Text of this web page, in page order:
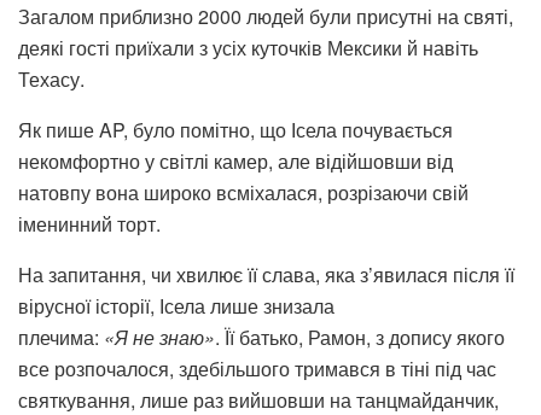
Загалом приблизно 2000 людей були присутні на святі,
деякі гості приїхали з усіх куточків Мексики й навіть
Техасу.
Як пише AP, було помітно, що Ісела почувається
некомфортно у світлі камер, але відійшовши від
натовпу вона широко всміхалася, розрізаючи свій
іменинний торт.
На запитання, чи хвилює її слава, яка з’явилася після її
вірусної історії, Ісела лише знизала
плечима: «Я не знаю». Її батько, Рамон, з допису якого
все розпочалося, здебільшого тримався в тіні під час
святкування, лише раз вийшовши на танцмайданчик,